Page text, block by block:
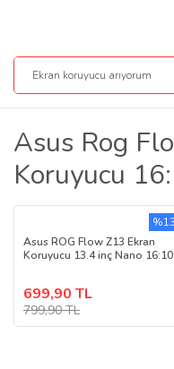
Asus Rog
Koruyucu
Asus ROG Flow Z13 Ekran
Koruyucu 13.4 inç Nano 16:10
699,90 TL
799,90 TL
%13